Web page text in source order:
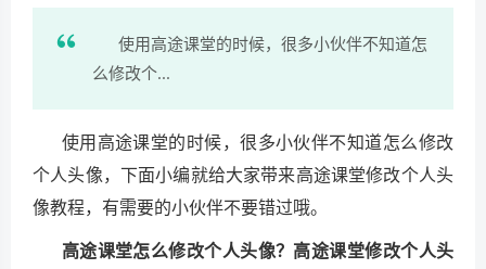
使用高途课堂的时候，很多小伙伴不知道怎
么修改个...
使用高途课堂的时候，很多小伙伴不知道怎么修改
个人头像，下面小编就给大家带来高途课堂修改个人头
像教程，有需要的小伙伴不要错过哦。
高途课堂怎么修改个人头像？高途课堂修改个人头